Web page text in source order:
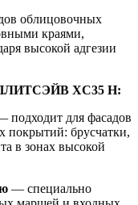
облицовочных
краями,
высокой адгезии
XC35 Н:
подходит для фасадов
покрытий: брусчатки,
в зонах высокой
— специально